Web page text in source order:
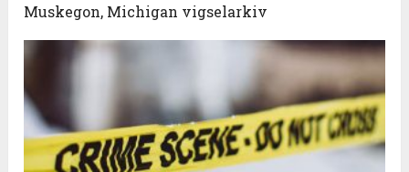
Muskegon, Michigan vigselarkiv